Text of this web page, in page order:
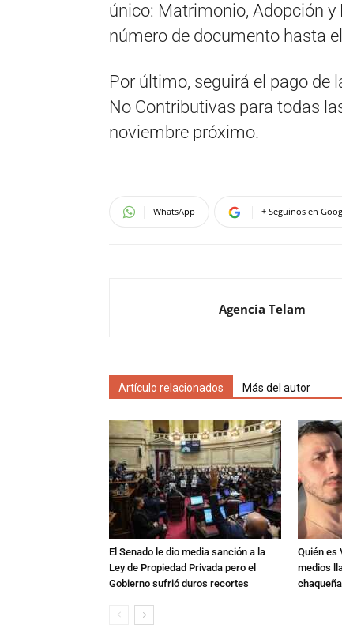
único: Matrimonio, Adopción
número de documento hasta
Por último, seguirá el pago de
No Contributivas para todas
noviembre próximo.
WhatsApp + Seguinos en
Agencia Telam
Artículo relacionados Más del autor
El Senado le dio media sanción a la
Ley de Propiedad Privada pero el
Gobierno sufrió duros recortes
Quién es
medios
chaqueña